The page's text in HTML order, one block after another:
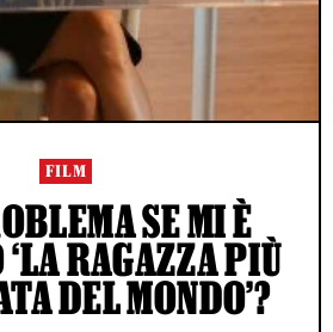
FILM
SE MI È
RAGAZZA PIÙ
DEL MONDO’?